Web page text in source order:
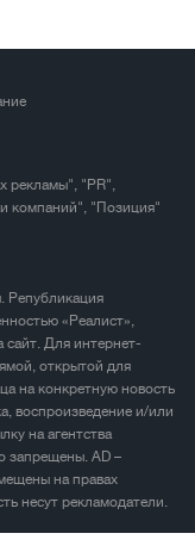
рекламы", "PR",
компаний", "Позиция"
Републикация
«Реалист»,
Для интернет-
открытой для
на конкретную новость
воспроизведение и/или
на агентства
запрещены. AD –
на правах
несут рекламодатели.